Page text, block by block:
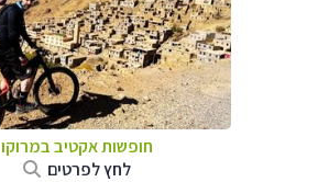
חופשות אקטיב במרוקו
לחץ לפרטים